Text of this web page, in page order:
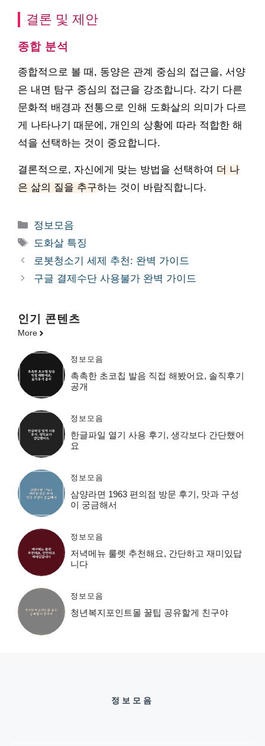
결론 및 제안
종합 분석
종합적으로 볼 때, 동양은 관계 중심의 접근을, 서양
은 내면 탐구 중심의 접근을 강조합니다. 각기 다른
문화적 배경과 전통으로 인해 도화살의 의미가 다르
게 나타나기 때문에, 개인의 상황에 따라 적합한 해
석을 선택하는 것이 중요합니다.
결론적으로, 자신에게 맞는 방법을 선택하여 더 나
은 삶의 질을 추구하는 것이 바람직합니다.
카
테
리
정보모음
태
그
도화살 특징
로봇청소기 세제 추천: 완벽 가이드
구글 결제수단 사용불가 완벽 가이드
인기 콘텐츠
More
정보모음
촉촉한 초코칩 발음 직접 해봤어요, 솔직후기
공개
정보모음
한글파일 열기 사용 후기, 생각보다 간단했어
요
정보모음
삼양라면 1963 편의점 방문 후기, 맛과 구성
이 궁금해서
정보모음
저녁메뉴 룰렛 추천해요, 간단하고 재미있답
니다
정보모음
청년복지포인트몰 꿀팁 공유할게 친구야
정보모음